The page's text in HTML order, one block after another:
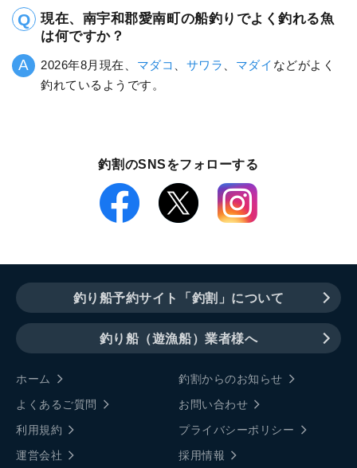
現在、南宇和郡愛南町の船釣りでよく釣れる魚
は何ですか？
2026年8月現在、 マダコ サワラ マダイ などがよく
釣れているようです。
釣割のSNSをフォローする
釣り船予約サイト「釣割」について
釣り船（遊漁船）業者様へ
ホーム
釣割からのお知らせ
よくあるご質問
お問い合わせ
利用規約
プライバシーポリシー
運営会社
採用情報